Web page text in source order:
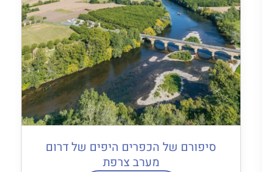
סיפורם של הכפרים היפים של דרום
מערב צרפת